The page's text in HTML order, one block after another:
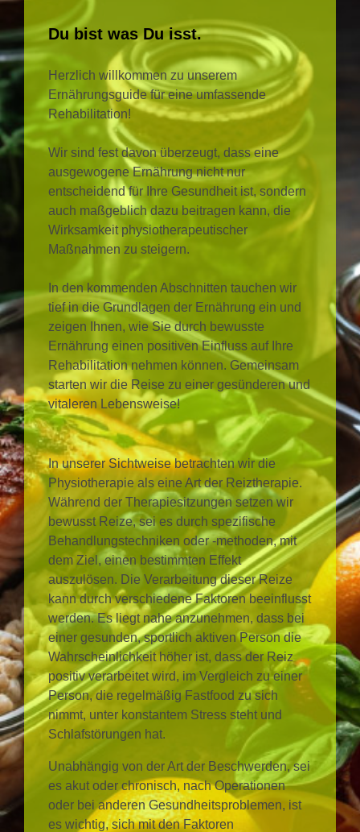
Du bist was Du isst.
Herzlich willkommen zu unserem
Ernährungsguide für eine umfassende
Rehabilitation!
Wir sind fest davon überzeugt, dass eine
ausgewogene Ernährung nicht nur
entscheidend für Ihre Gesundheit ist, sondern
auch maßgeblich dazu beitragen kann, die
Wirksamkeit physiotherapeutischer
Maßnahmen zu steigern.
In den kommenden Abschnitten tauchen wir
tief in die Grundlagen der Ernährung ein und
zeigen Ihnen, wie Sie durch bewusste
Ernährung einen positiven Einfluss auf Ihre
Rehabilitation nehmen können. Gemeinsam
starten wir die Reise zu einer gesünderen und
vitaleren Lebensweise!
In unserer Sichtweise betrachten wir die
Physiotherapie als eine Art der Reiztherapie.
Während der Therapiesitzungen setzen wir
bewusst Reize, sei es durch spezifische
Behandlungstechniken oder -methoden, mit
dem Ziel, einen bestimmten Effekt
auszulösen. Die Verarbeitung dieser Reize
kann durch verschiedene Faktoren beeinflusst
werden. Es liegt nahe anzunehmen, dass bei
einer gesunden, sportlich aktiven Person die
Wahrscheinlichkeit höher ist, dass der Reiz
positiv verarbeitet wird, im Vergleich zu einer
Person, die regelmäßig Fastfood zu sich
nimmt, unter konstantem Stress steht und
Schlafstörungen hat.
Unabhängig von der Art der Beschwerden, sei
es akut oder chronisch, nach Operationen
oder bei anderen Gesundheitsproblemen, ist
es wichtig, sich mit den Faktoren